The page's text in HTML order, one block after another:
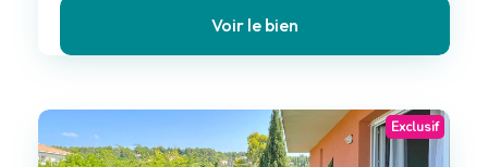
Voir le bien
Exclusif